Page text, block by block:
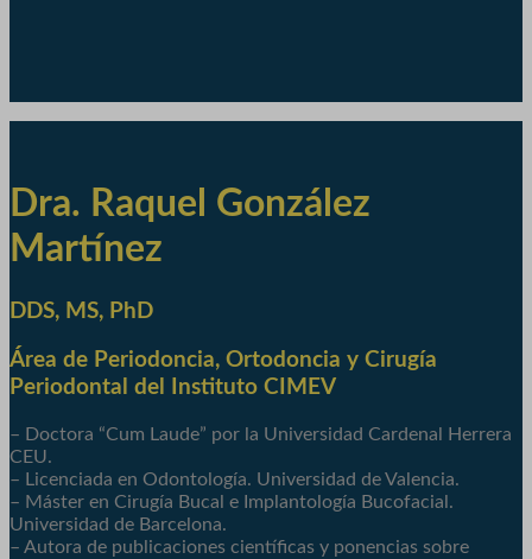
Dra. Raquel González
Martínez
DDS, MS, PhD
Área de Periodoncia, Ortodoncia y Cirugía
Periodontal del Instituto CIMEV
– Doctora “Cum Laude” por la Universidad Cardenal Herrera
CEU.
– Licenciada en Odontología. Universidad de Valencia.
– Máster en Cirugía Bucal e Implantología Bucofacial.
Universidad de Barcelona.
– Autora de publicaciones científicas y ponencias sobre